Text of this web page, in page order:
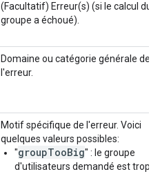
(Facultatif) Erreur(s) (si le calcul du
groupe a échoué).
Domaine ou catégorie générale de
l'erreur.
Motif spécifique de l'erreur. Voici
quelques valeurs possibles:
"groupTooBig" : le groupe
d'utilisateurs demandé est trop